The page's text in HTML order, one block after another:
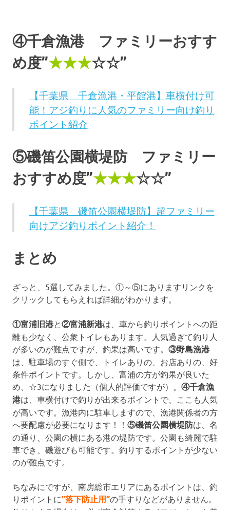
④千倉漁港 ファミリーおすす
め度”★★★☆☆”
【千葉県 千倉漁港・平館港】車横付け可
能！アジ釣りに人気のファミリー向け釣り
ポイント紹介
⑤磯笛公園横堤防 ファミリー
おすすめ度”★★★☆☆”
【千葉県 磯笛公園横堤防】超ファミリー
向けアジ釣りポイント紹介！
まとめ
ざっと、5選してみました。①～⑤にありますリンクを
クリックしてもらえれば詳細がわかります。
①富浦旧港と②富浦新港は、車から釣りポイントへの距
離も少なく、公衆トイレもあります。人気過ぎて釣り人
が多いのが難点ですが、釣果は高いです。 ③野島漁港
は、駐車場のすぐ側で、トイレありの、お店ありの、好
条件ポイントです。しかし、富浦の方が釣果が良いた
め、☆3になりました（個人的評価ですが）。 ④千倉漁
港は、車横付けで釣りが出来るポイントで、ここも人気
が高いです。漁港内に駐車しますので、漁港関係者の方
へ要配慮が必要になります！！ ⑤磯笛公園横堤防は、名
の通り、公園の横にある港の堤防です。公園も綺麗で駐
車でき、磯遊びも可能です。釣りするポイントが少ない
のが難点です。
ちなみにですが、南房総市エリアにあるポイントは、釣
りポイントに”落下防止用”の手すりなどがありません。